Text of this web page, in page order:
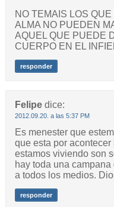
NO TEMAIS LOS
ALMA NO PUEDEN
AQUEL QUE PUEDE
CUERPO EN EL
responder
Felipe dice:
2012.09.20. a las 5:37 PM
Es menester que
que esta por
estamos viviendo son
hay toda una
a todos los medios.
responder